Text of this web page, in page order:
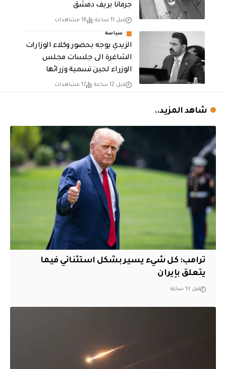
جرمانا بريف دمشق
قبل 11 ساعة 16 مشاهدات
سياسة
الزيدي يوجه بحضور وكلاء الوزارات
الشاغرة الى جلسات مجلس
الوزراء لحين تسمية وزرائها
قبل 12 ساعة 17 مشاهدات
شاهد المزيد..
ترامب: كل شيء يسير بشكل استثنائي فيما
يتعلق بإيران
قبل 13 ساعة